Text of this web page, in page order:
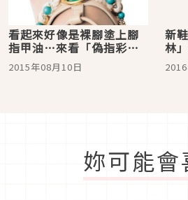
看起來好像是裸腳塗上腳
指甲油…來看「偽指彩絲
襪」～!!
2015年08月10日
新
林
妳可能會